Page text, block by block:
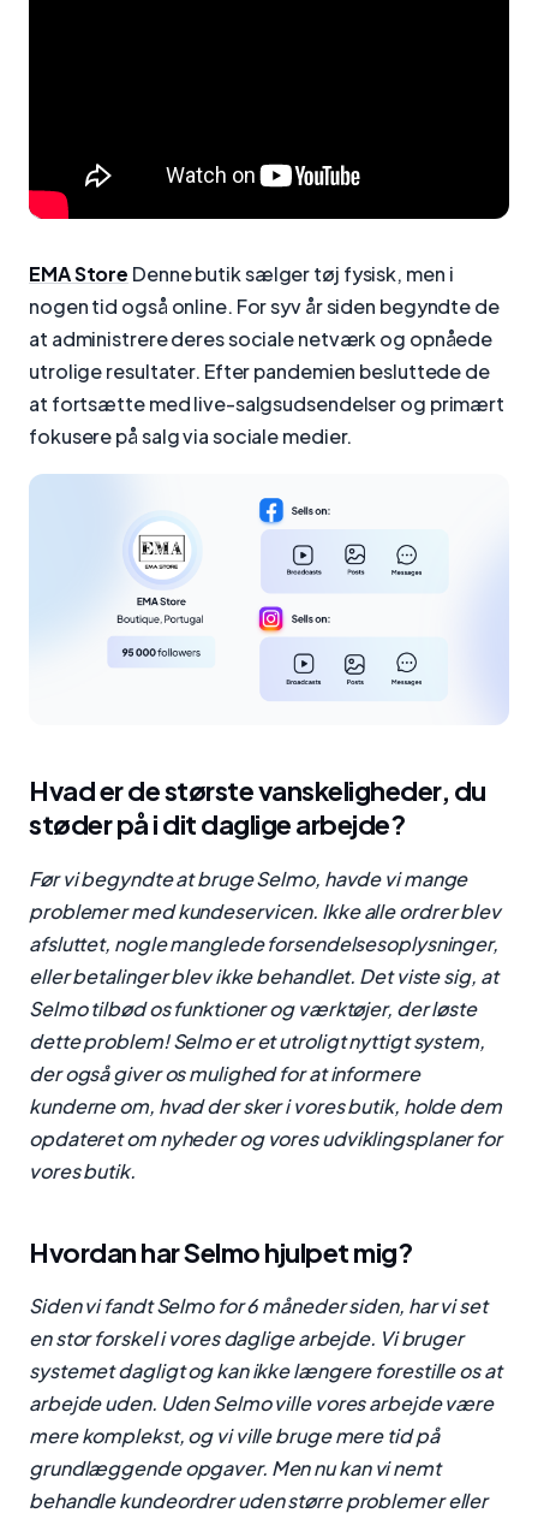
EMA Store Denne butik sælger tøj fysisk, men i
nogen tid også online. For syv år siden begyndte de
at administrere deres sociale netværk og opnåede
utrolige resultater. Efter pandemien besluttede de
at fortsætte med live-salgsudsendelser og primært
fokusere på salg via sociale medier.
Hvad er de største vanskeligheder, du
støder på i dit daglige arbejde?
Før vi begyndte at bruge Selmo, havde vi mange
problemer med kundeservicen. Ikke alle ordrer blev
afsluttet, nogle manglede forsendelsesoplysninger,
eller betalinger blev ikke behandlet. Det viste sig, at
Selmo tilbød os funktioner og værktøjer, der løste
dette problem! Selmo er et utroligt nyttigt system,
der også giver os mulighed for at informere
kunderne om, hvad der sker i vores butik, holde dem
opdateret om nyheder og vores udviklingsplaner for
vores butik.
Hvordan har Selmo hjulpet mig?
Siden vi fandt Selmo for 6 måneder siden, har vi set
en stor forskel i vores daglige arbejde. Vi bruger
systemet dagligt og kan ikke længere forestille os at
arbejde uden. Uden Selmo ville vores arbejde være
mere komplekst, og vi ville bruge mere tid på
grundlæggende opgaver. Men nu kan vi nemt
behandle kundeordrer uden større problemer eller